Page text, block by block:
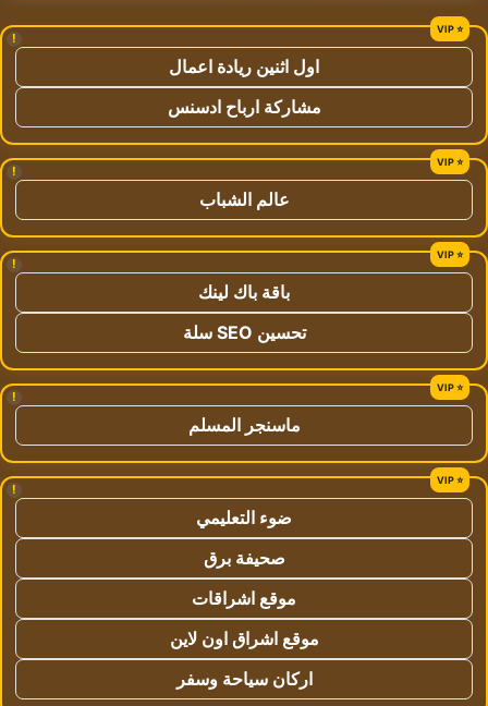
!
اول اثنين ريادة اعمال
مشاركة ارباح ادسنس
!
عالم الشباب
!
باقة باك لينك
تحسين SEO سلة
!
ماسنجر المسلم
!
ضوء التعليمي
صحيفة برق
موقع اشراقات
موقع اشراق اون لاين
اركان سياحة وسفر